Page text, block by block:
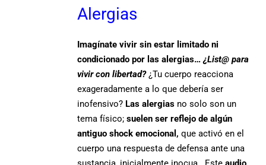
Alergias
Imagínate vivir sin estar limitado ni
condicionado por las alergias…¿List@ para
vivir con libertad?¿Tu cuerpo reacciona
exageradamente a lo que debería ser
inofensivo? Las alergias no solo son un
tema físico;suelen ser reflejo de algún
antiguo shock emocional, que activó en el
cuerpo una respuesta de defensa ante una